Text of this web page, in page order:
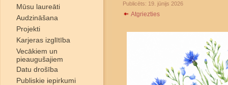
Mūsu laureāti
Audzināšana
Projekti
Karjeras izglītība
Vecākiem un
pieaugušajiem
Datu drošība
Publiskie iepirkumi
Publicēts: 19. jūnijs 2026
Atgriezties